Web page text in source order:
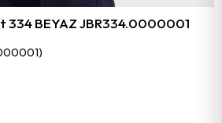
334 BEYAZ JBR334.0000001